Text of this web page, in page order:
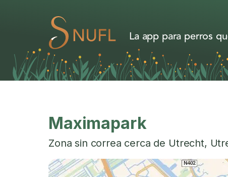
La app para perros
Maximapark
Zona sin correa cerca de Utrecht,